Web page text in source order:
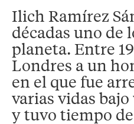
Ilich Ramírez
décadas uno de
planeta. Entre
Londres a un
en el que fue
varias vidas
y tuvo tiempo